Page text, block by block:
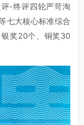
-终评四轮严苛淘
七大核心标准综合
奖20个、铜奖30